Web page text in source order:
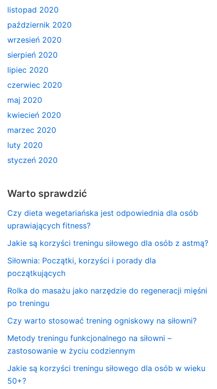
listopad 2020
październik 2020
wrzesień 2020
sierpień 2020
lipiec 2020
czerwiec 2020
maj 2020
kwiecień 2020
marzec 2020
luty 2020
styczeń 2020
Warto sprawdzić
Czy dieta wegetariańska jest odpowiednia dla osób
uprawiających fitness?
Jakie są korzyści treningu siłowego dla osób z astmą?
Siłownia: Początki, korzyści i porady dla
początkujących
Rolka do masażu jako narzędzie do regeneracji mięśni
po treningu
Czy warto stosować trening ogniskowy na siłowni?
Metody treningu funkcjonalnego na siłowni –
zastosowanie w życiu codziennym
Jakie są korzyści treningu siłowego dla osób w wieku
50+?